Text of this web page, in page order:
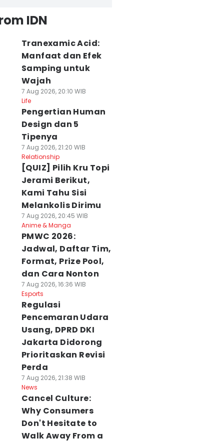
IDN
Tranexamic Acid:
Manfaat dan Efek
Samping untuk
Wajah
7 Aug 2026, 20:10 WIB
Life
Pengertian Human
Design dan 5
Tipenya
7 Aug 2026, 21:20 WIB
Relationship
[QUIZ] Pilih Kru Topi
Jerami Berikut,
Kami Tahu Sisi
Melankolis Dirimu
7 Aug 2026, 20:45 WIB
Anime & Manga
PMWC 2026:
Jadwal, Daftar Tim,
Format, Prize Pool,
dan Cara Nonton
7 Aug 2026, 16:36 WIB
Esports
Regulasi
Pencemaran Udara
Usang, DPRD DKI
Jakarta Didorong
Prioritaskan Revisi
Perda
7 Aug 2026, 21:38 WIB
News
Cancel Culture:
Why Consumers
Don't Hesitate to
Walk Away From a